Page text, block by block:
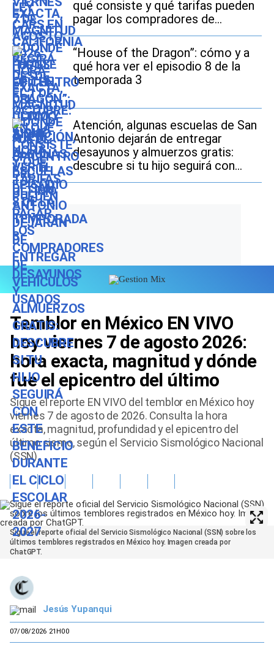
qué consiste y qué tarifas pueden
pagar los compradores de
vehículos usados
“House of the Dragon”: cómo y a
qué hora ver el episodio 8 de la
temporada 3
Atención, algunas escuelas de San
Antonio dejarán de entregar
desayunos y almuerzos gratis:
descubre si tu hijo seguirá con
este beneficio durante el ciclo